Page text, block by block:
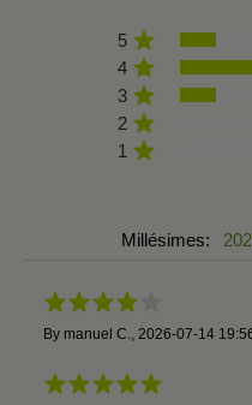
5
4
3
2
1
Millésimes:
By manuel C. 2026-07-14